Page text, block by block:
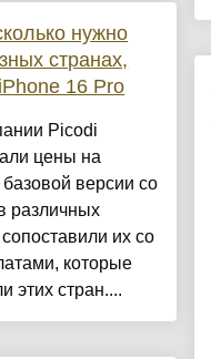
нужно
странах,
16 Pro
Picodi
цены на
версии со
различных
их со
которые
этих стран....